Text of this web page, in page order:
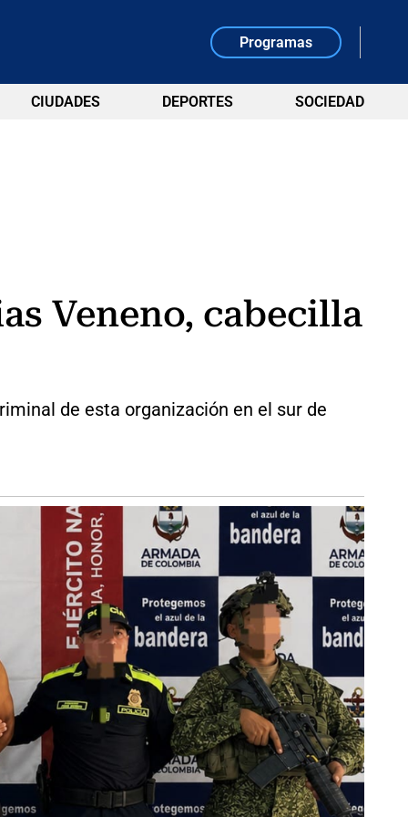
Programas
CIUDADES DEPORTES SOCIEDAD
Veneno, cabecilla
de esta organización en el sur de